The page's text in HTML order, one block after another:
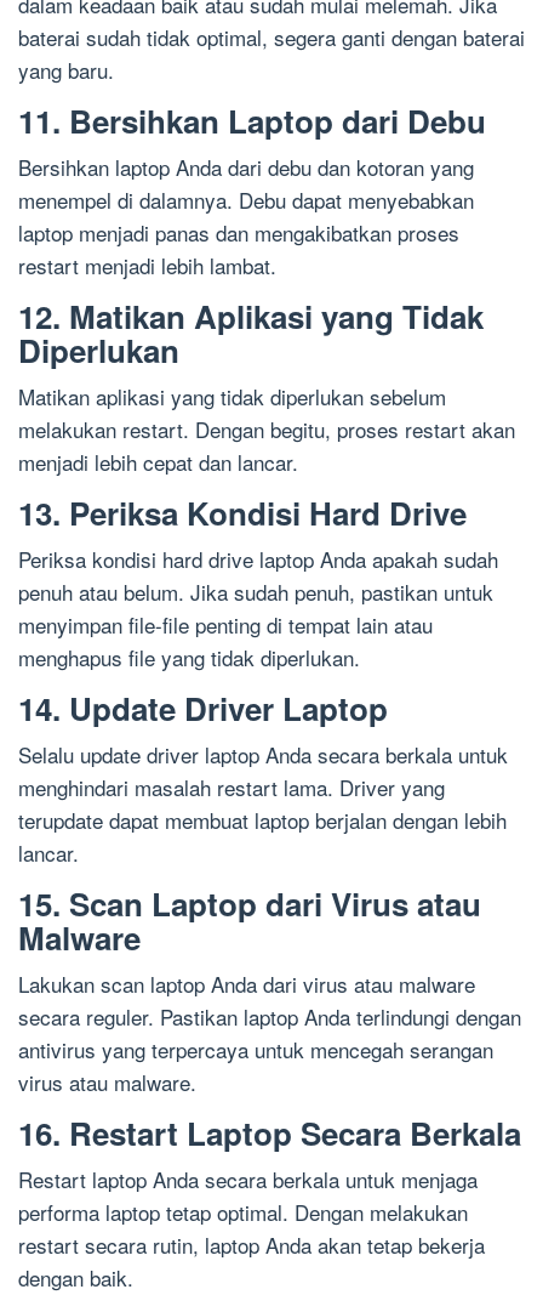
baterai sudah tidak optimal, segera ganti dengan baterai
yang baru.
11. Bersihkan Laptop dari Debu
Bersihkan laptop Anda dari debu dan kotoran yang
menempel di dalamnya. Debu dapat menyebabkan
laptop menjadi panas dan mengakibatkan proses
restart menjadi lebih lambat.
12. Matikan Aplikasi yang Tidak
Diperlukan
Matikan aplikasi yang tidak diperlukan sebelum
melakukan restart. Dengan begitu, proses restart akan
menjadi lebih cepat dan lancar.
13. Periksa Kondisi Hard Drive
Periksa kondisi hard drive laptop Anda apakah sudah
penuh atau belum. Jika sudah penuh, pastikan untuk
menyimpan file-file penting di tempat lain atau
menghapus file yang tidak diperlukan.
14. Update Driver Laptop
Selalu update driver laptop Anda secara berkala untuk
menghindari masalah restart lama. Driver yang
terupdate dapat membuat laptop berjalan dengan lebih
lancar.
15. Scan Laptop dari Virus atau
Malware
Lakukan scan laptop Anda dari virus atau malware
secara reguler. Pastikan laptop Anda terlindungi dengan
antivirus yang terpercaya untuk mencegah serangan
virus atau malware.
16. Restart Laptop Secara Berkala
Restart laptop Anda secara berkala untuk menjaga
performa laptop tetap optimal. Dengan melakukan
restart secara rutin, laptop Anda akan tetap bekerja
dengan baik.